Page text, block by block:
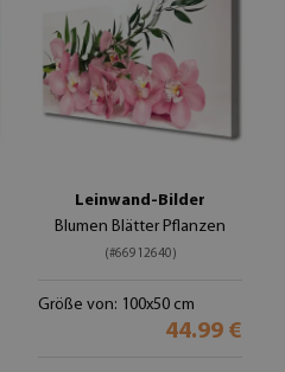
Leinwand-Bilder
Blumen Blätter Pflanzen
(#66912640)
Größe von: 100x50 cm
44.99 €